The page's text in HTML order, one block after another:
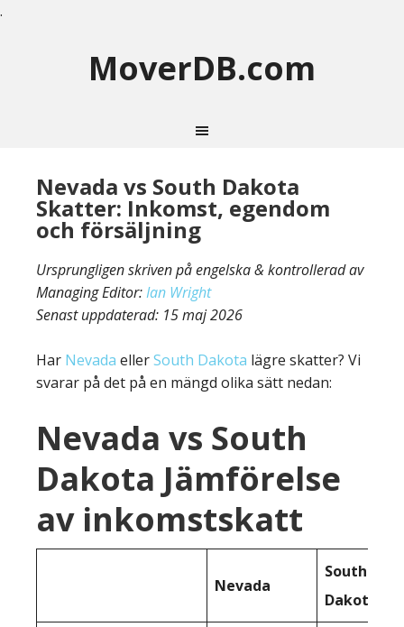
.
MoverDB.com
Nevada vs South Dakota
Skatter: Inkomst, egendom
och försäljning
Ursprungligen skriven på engelska & kontrollerad av
Managing Editor:Ian Wright
Senast uppdaterad: 15 maj 2026
Har Nevada ellerSouth Dakota lägre skatter? Vi
svarar på det på en mängd olika sätt nedan:
Nevada vs South
Dakota Jämförelse
av inkomstskatt
Nevada
South
Dakota